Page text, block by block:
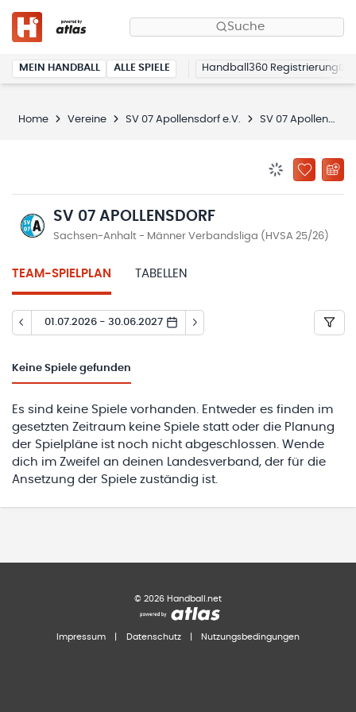
Suche
MEIN HANDBALL ALLE SPIELE Handball360 Registrierung
Home Vereine SV 07 Apollensdorf e.V. SV 07 Apollensdorf
ZU
SV 07 APOLLENSDORF
Sachsen-Anhalt - Männer Verbandsliga (HVSA 25/26)
TEAM-SPIELPLAN TABELLEN
01.07.2026 - 30.06.2027
Keine Spiele gefunden
Es sind keine Spiele vorhanden. Entweder es finden im
gesetzten Zeitraum keine Spiele statt oder die Planung
der Spielpläne ist noch nicht abgeschlossen. Wende
dich im Zweifel an deinen Landesverband, der für die
Ansetzung der Spiele zuständig ist.
© 2026 Handball.net
Impressum Datenschutz Nutzungsbedingungen